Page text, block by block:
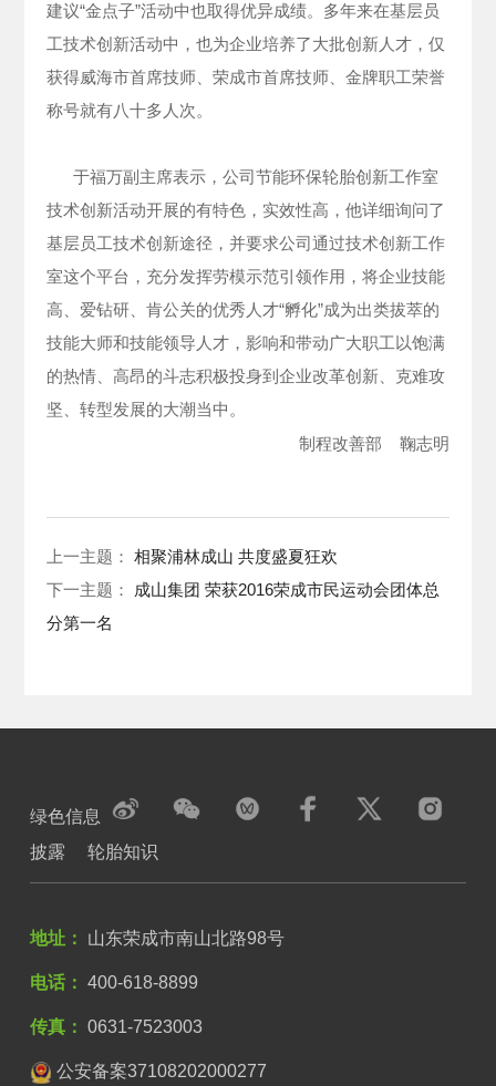
建议“金点子”活动中也取得优异成绩。多年来在基层员
工技术创新活动中，也为企业培养了大批创新人才，仅
获得威海市首席技师、荣成市首席技师、金牌职工荣誉
称号就有八十多人次。
于福万副主席表示，公司节能环保轮胎创新工作室
技术创新活动开展的有特色，实效性高，他详细询问了
基层员工技术创新途径，并要求公司通过技术创新工作
室这个平台，充分发挥劳模示范引领作用，将企业技能
高、爱钻研、肯公关的优秀人才“孵化”成为出类拔萃的
技能大师和技能领导人才，影响和带动广大职工以饱满
的热情、高昂的斗志积极投身到企业改革创新、克难攻
坚、转型发展的大潮当中。
制程改善部 鞠志明
上一主题：相聚浦林成山 共度盛夏狂欢
下一主题： 成山集团 荣获2016荣成市民运动会团体总
分第一名
绿色信息
披露
轮胎知识
地址： 山东荣成市南山北路98号
电话： 400-618-8899
传真： 0631-7523003
公安备案37108202000277